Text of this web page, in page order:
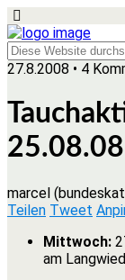
27.8.2008 • 4
marcel
Teilen Tweet
Mittwoch:
am